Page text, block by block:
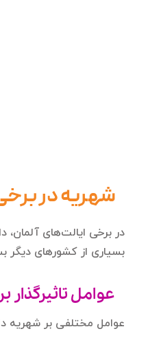
شهریه در
در برخی ایالت‌های
بسیاری از کشورهای دیگر
عوامل تاثیرگذار
عوامل مختلفی بر شهریه